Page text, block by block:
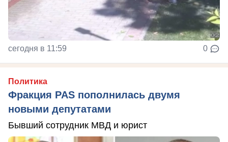
сегодня в 11:59 0
Политика
Фракция PAS пополнилась двумя
новыми депутатами
Бывший сотрудник МВД и юрист